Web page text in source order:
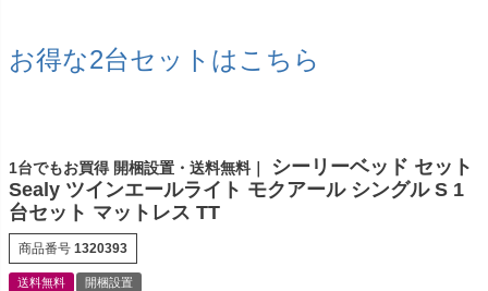
お得な2台セットはこちら
1台でもお買得 開梱設置・送料無料｜
シーリーベッド セット
Sealy ツインエールライト モクアール シングル S 1
台セット マットレス TT
商品番号 1320393
送料無料 開梱設置